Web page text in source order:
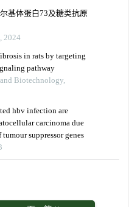
基体蛋白73及糖类抗原
2024
in rats by targeting
pathway
Biotechnology,
hbv infection are
carcinoma due
suppressor genes